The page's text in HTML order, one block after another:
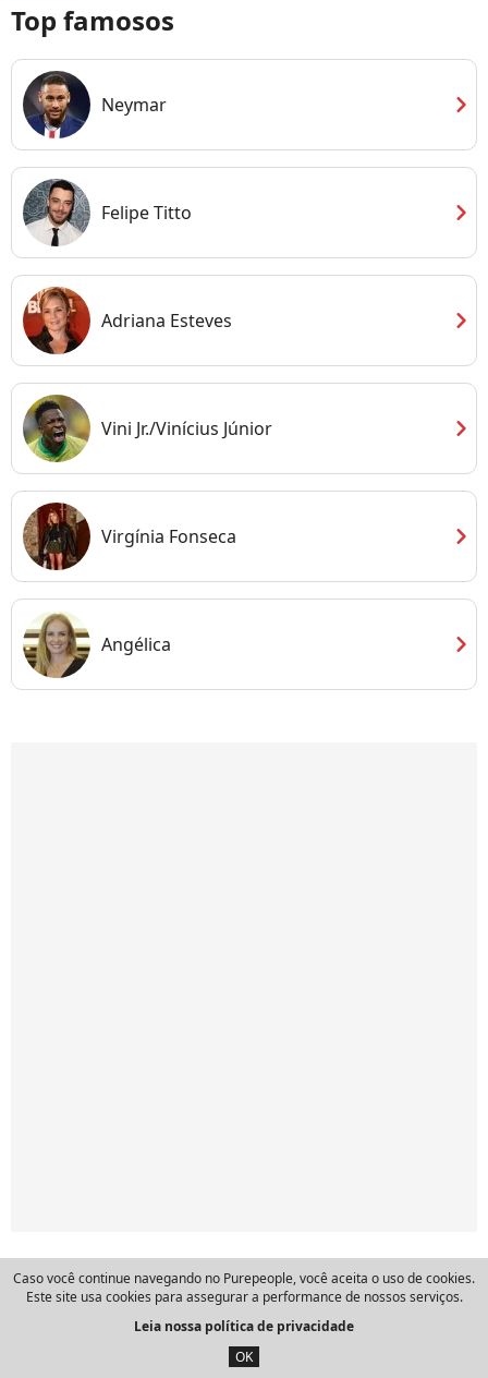
Top famosos
Neymar chevron_right
Felipe Titto chevron_right
Adriana Esteves chevron_right
Vini Jr./Vinícius Júnior chevron_right
Virgínia Fonseca chevron_right
Angélica chevron_right
Notícias similares
Carnaval 2026: assumidos, Bruna
Caso você continue navegando no Purepeople, você aceita o uso de cookies.
Este site usa cookies para assegurar a performance de nossos serviços.
Leia nossa política de privacidade
OK